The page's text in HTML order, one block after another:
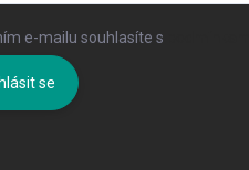
e-mailu souhlasíte s
se